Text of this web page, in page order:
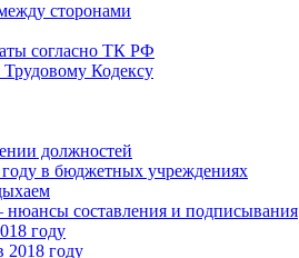
сторонами
согласно ТК РФ
Трудовому Кодексу
должностей
в бюджетных учреждениях
составления и подписывания
году
2018 году